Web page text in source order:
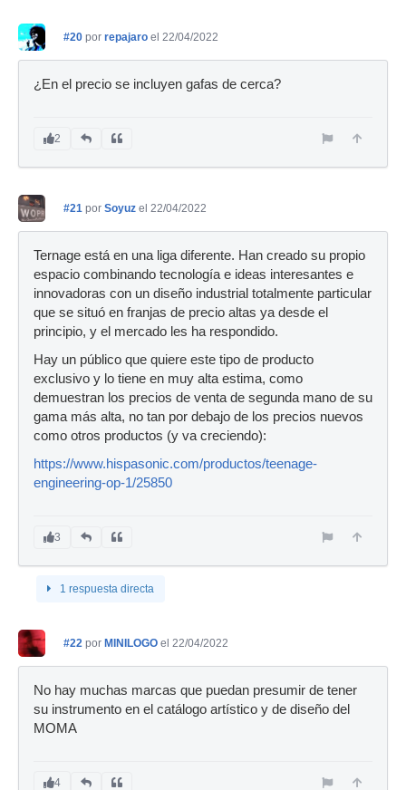
#20 por repajaro el 22/04/2022
¿En el precio se incluyen gafas de cerca?
2
#21 por Soyuz el 22/04/2022
Ternage está en una liga diferente. Han creado su propio
espacio combinando tecnología e ideas interesantes e
innovadoras con un diseño industrial totalmente particular
que se situó en franjas de precio altas ya desde el
principio, y el mercado les ha respondido.
Hay un público que quiere este tipo de producto
exclusivo y lo tiene en muy alta estima, como
demuestran los precios de venta de segunda mano de su
gama más alta, no tan por debajo de los precios nuevos
como otros productos (y va creciendo):
https://www.hispasonic.com/productos/teenage-
engineering-op-1/25850
3
1 respuesta directa
#22 por MINILOGO el 22/04/2022
No hay muchas marcas que puedan presumir de tener
su instrumento en el catálogo artístico y de diseño del
MOMA
4